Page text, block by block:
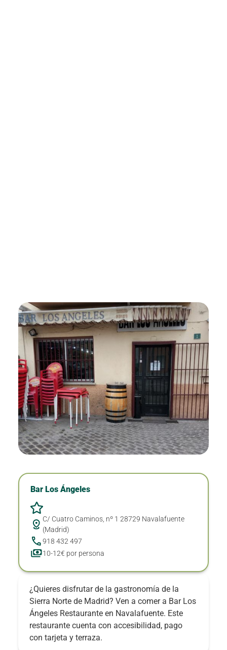
Bar Los Ángeles
C/ Cuatro Caminos, nº 1 28729 Navalafuente
(Madrid)
918 432 497
10-12€ por persona
¿Quieres disfrutar de la gastronomía de la
Sierra Norte de Madrid? Ven a comer a Bar Los
Ángeles Restaurante en Navalafuente. Este
restaurante cuenta con accesibilidad, pago
con tarjeta y terraza.